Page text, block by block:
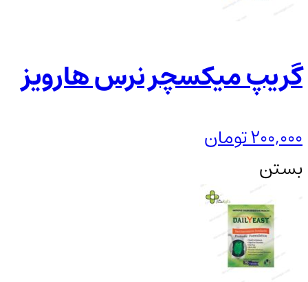
گریپ میکسچر نرس هارویز
200,000تومان
بستن